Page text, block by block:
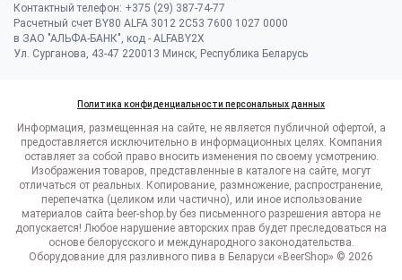
Контактный телефон: +375 (29) 387-74-77
Расчетный счет BY80 ALFA 3012 2C53 7600 1027 0000
в ЗАО "АЛЬФА-БАНК", код - ALFABY2X
Ул. Сурганова, 43-47 220013 Минск, Республика Беларусь
Политика конфиденциальности персональных данных
Информация, размещенная на сайте, не является публичной офертой, а
предоставляется исключительно в информационных целях. Компания
оставляет за собой право вносить изменения по своему усмотрению.
Изображения товаров, представленные в каталоге на сайте, могут
отличаться от реальных. Копирование, размножение, распространение,
перепечатка (целиком или частично), или иное использование
материалов сайта beer-shop.by без письменного разрешения автора не
допускается! Любое нарушение авторских прав будет преследоваться на
основе белорусского и международного законодательства.
Оборудование для разливного пива в Беларуси «BeerShop» © 2026